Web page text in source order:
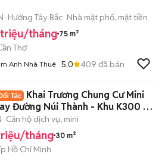
Hướng Tây Bắc Nhà mặt phố, mặt tiền
triệu/tháng 75 m²
Thơ
Anh Nhà Thuê 5.0 409 đã bán
Khai Trương Chung Cư Mini
Đường Núi Thành - Khu K300 -
Hoà
Căn hộ dịch vụ, mini
tháng 30 m²
Hồ Chí Minh